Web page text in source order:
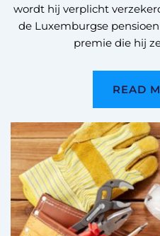
wordt hij verplicht
de Luxemburgse
premie die hij
READ